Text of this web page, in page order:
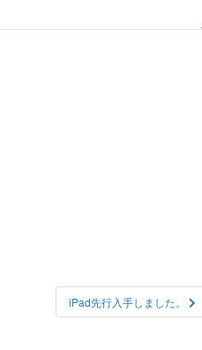
iPad先行入手しました。